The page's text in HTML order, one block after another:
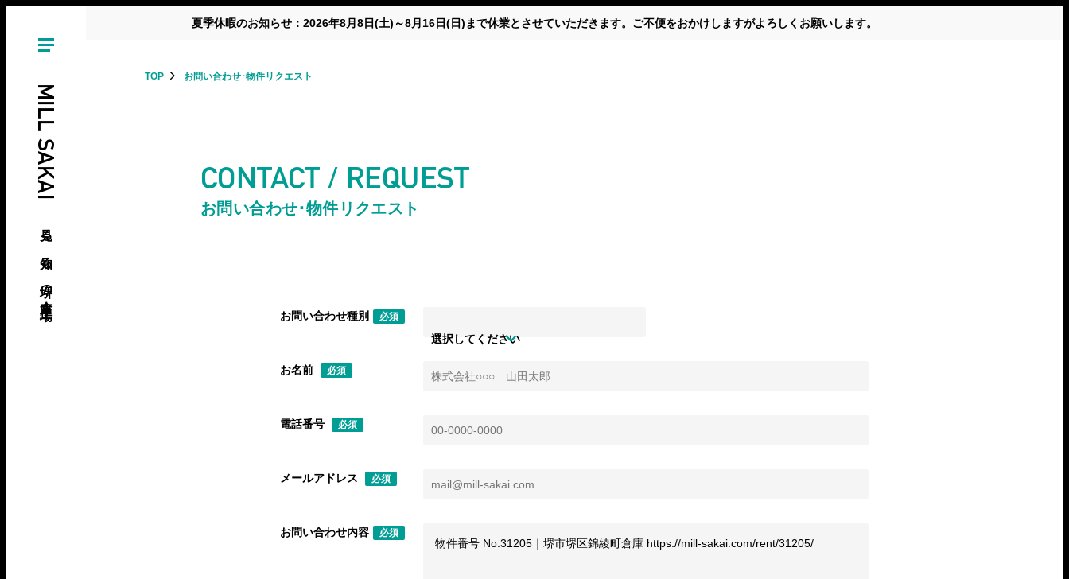
夏季休暇のお知らせ：2026年8月8日(土)～8月16日(日)まで休業とさせていただきます。ご不便をおかけしますがよろしくお願いします。
MILL SAKAI
見る、知る、堺の倉庫･工場
TOP お問い合わせ･物件リクエスト
CONTACT / REQUEST
お問い合わせ･物件リクエスト
お問い合わせ種別 必須
選択してください
お名前 必須
電話番号 必須
メールアドレス 必須
お問い合わせ内容 必須